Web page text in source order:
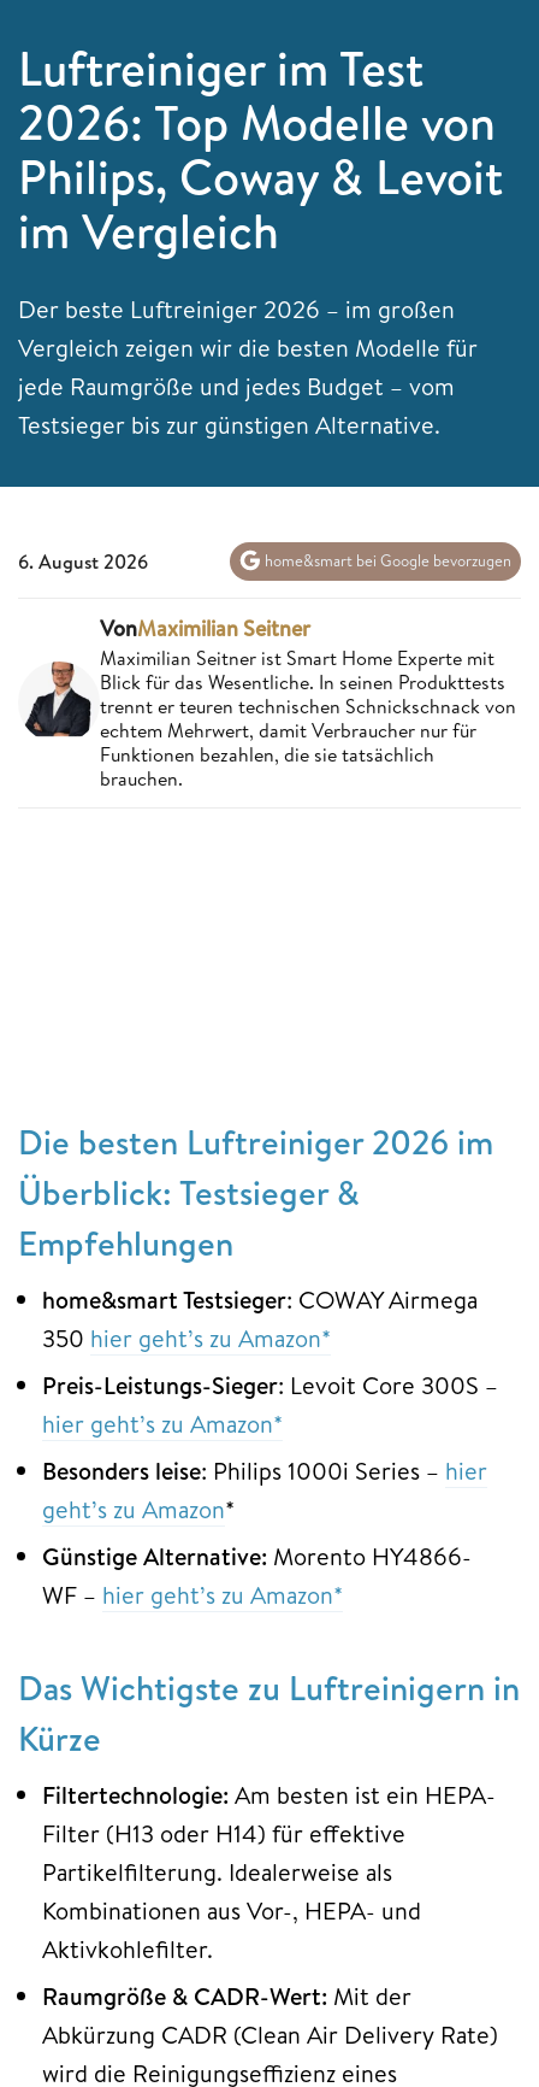
Luftreiniger im Test
2026: Top Modelle von
Philips, Coway & Levoit
im Vergleich
Der beste Luftreiniger 2026 – im großen
Vergleich zeigen wir die besten Modelle für
jede Raumgröße und jedes Budget – vom
Testsieger bis zur günstigen Alternative.
6. August 2026 home&smart bei Google bevorzugen
VonMaximilian Seitner
Maximilian Seitner ist Smart Home Experte mit
Blick für das Wesentliche. In seinen Produkttests
trennt er teuren technischen Schnickschnack von
echtem Mehrwert, damit Verbraucher nur für
Funktionen bezahlen, die sie tatsächlich
brauchen.
Die besten Luftreiniger 2026 im
Überblick: Testsieger &
Empfehlungen
home&smart Testsieger: COWAY Airmega
350 hier geht’s zu Amazon*
Preis-Leistungs-Sieger: Levoit Core 300S –
hier geht’s zu Amazon*
Besonders leise: Philips 1000i Series – hier
geht’s zu Amazon*
Günstige Alternative: Morento HY4866-
WF – hier geht’s zu Amazon*
Das Wichtigste zu Luftreinigern in
Kürze
Filtertechnologie: Am besten ist ein HEPA-
Filter (H13 oder H14) für effektive
Partikelfilterung. Idealerweise als
Kombinationen aus Vor-, HEPA- und
Aktivkohlefilter.
Raumgröße & CADR-Wert: Mit der
Abkürzung CADR (Clean Air Delivery Rate)
wird die Reinigungseffizienz eines